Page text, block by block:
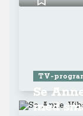
TV-
Se
med